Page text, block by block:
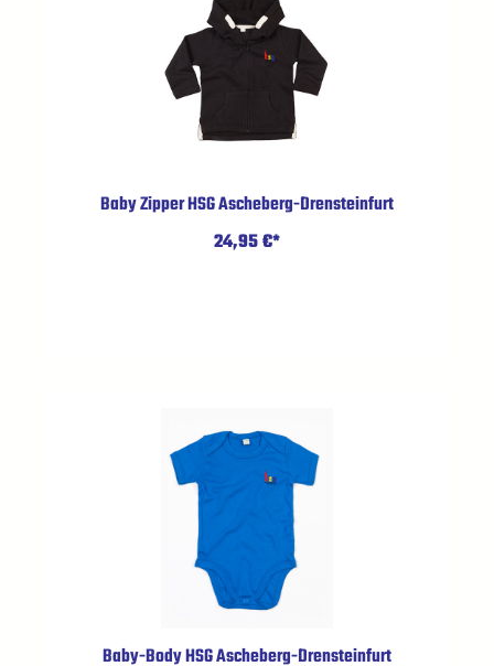
Baby Zipper HSG Ascheberg-Drensteinfurt
24,95 €*
Baby-Body HSG Ascheberg-Drensteinfurt